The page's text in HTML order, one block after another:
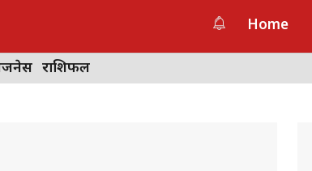
Home
राशिफल